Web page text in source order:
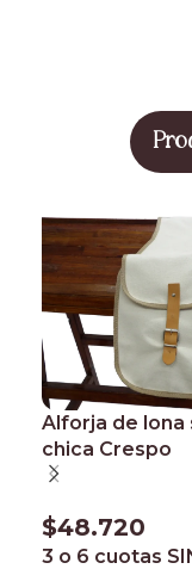
Alforja de lona
chica Crespo
$48.720
3 o 6 cuotas